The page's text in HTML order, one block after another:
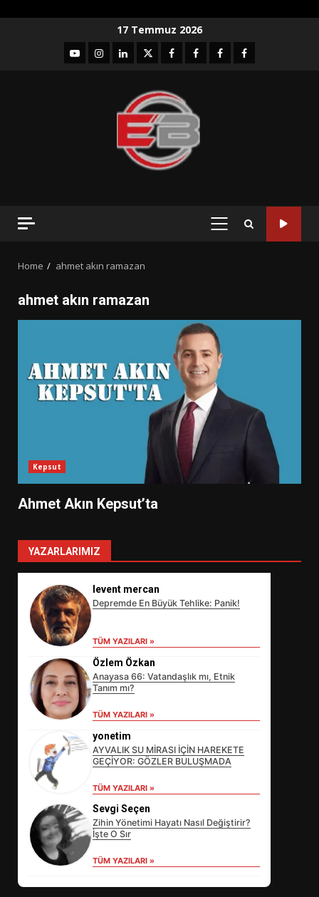
17 Temmuz 2026
YouTubeInstagram
LinkedIntwitterfacebook-Facebook-
Facebook-Facebook-
PRIMARY
Home ahmet akın ramazan
ahmet akın ramazan
Kepsut
Ahmet Akın Kepsut’ta
YAZARLARIMIZ
levent mercan
Depremde En Büyük Tehlike: Panik!
TÜM YAZILARI »
Özlem Özkan
Anayasa 66: Vatandaşlık mı, Etnik
Tanım mı?
TÜM YAZILARI »
yonetim
AYVALIK SU MİRASI İÇİN HAREKETE
GEÇİYOR: GÖZLER BULUŞMADA
TÜM YAZILARI »
Sevgi Seçen
Zihin Yönetimi Hayatı Nasıl Değiştirir?
İşte O Sır
TÜM YAZILARI »
3
SÜRDÜRÜLEBİLİRLİKTE NE
DEĞİŞECEK?